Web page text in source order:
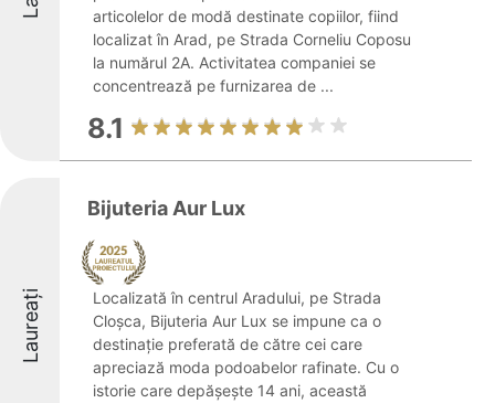
articolelor de modă destinate copiilor, fiind
localizat în Arad, pe Strada Corneliu Coposu
la numărul 2A. Activitatea companiei se
concentrează pe furnizarea de ...
8.1
Laureați
Bijuteria Aur Lux
Localizată în centrul Aradului, pe Strada
Cloșca, Bijuteria Aur Lux se impune ca o
destinație preferată de către cei care
apreciază moda podoabelor rafinate. Cu o
istorie care depășește 14 ani, această